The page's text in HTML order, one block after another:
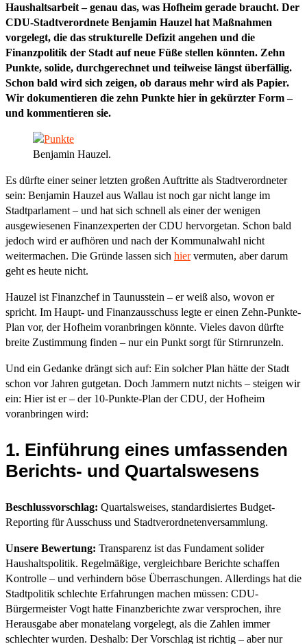
Haushaltsarbeit – genau das, was Hofheim gerade braucht. Der
CDU-Stadtverordnete Benjamin Hauzel hat Maßnahmen
vorgelegt, die das strukturelle Defizit angehen und die
Finanzpolitik der Stadt auf neue Füße stellen könnten. Zehn
Punkte, solide, durchgerechnet und teilweise längst überfällig.
Schon bald wird sich zeigen, ob daraus mehr wird als Papier.
Wir dokumentieren die zehn Punkte hier in gekürzter Form –
und kommentieren sie.
Benjamin Hauzel.
Es dürfte einer seiner letzten großen Auftritte als Stadtverordneter
sein: Benjamin Hauzel aus Wallau ist noch gar nicht lange im
Stadtparlament – und hat sich schnell als einer der wenigen
ausgewiesenen Finanzexperten der CDU hervorgetan. Schon bald
jedoch wird er aufhören und nach der Kommunalwahl nicht
weitermachen. Die Gründe lassen sich hiervermuten, aber darum
geht es heute nicht.
Hauzel ist Finanzchef in Taunusstein – er weiß also, wovon er
spricht. Im Haupt- und Finanzausschuss legte er einen Zehn-Punkte-
Plan vor, der Hofheim voranbringen könnte. Vieles davon dürfte
breite Zustimmung finden – nur ein Punkt sorgt für Stirnrunzeln.
Und ein Gedanke drängt sich auf: Ein solcher Plan hätte der Stadt
schon vor Jahren gutgetan. Doch Jammern nutzt nichts – steigen wir
ein: Hier ist er – der 10-Punkte-Plan der CDU, der Hofheim
voranbringen wird:
1. Einführung eines umfassenden
Berichts- und Quartalswesens
Beschlussvorschlag: Quartalsweises, standardisiertes Budget-
Reporting für Ausschuss und Stadtverordnetenversammlung.
Unsere Bewertung: Transparenz ist das Fundament solider
Haushaltspolitik. Regelmäßige, vergleichbare Berichte schaffen
Kontrolle – und verhindern böse Überraschungen. Allerdings hat die
Stadtpolitik schlechte Erfahrungen machen müssen: CDU-
Bürgermeister Vogt hatte Finanzberichte zwar versprochen, ihre
Herausgabe aber monatelang vorgelegt, als die Zahlen immer
schlechter wurden. Deshalb: Der Vorschlag ist richtig – aber nur